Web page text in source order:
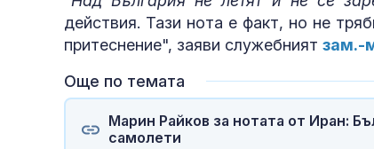
действия. Тази нота е факт, но не
притеснение", заяви служебният зам.-
Още по темата
Марин Райков за нотата от Иран:
самолети